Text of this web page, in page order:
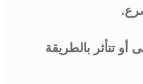
أو تتأثر بالطريقة